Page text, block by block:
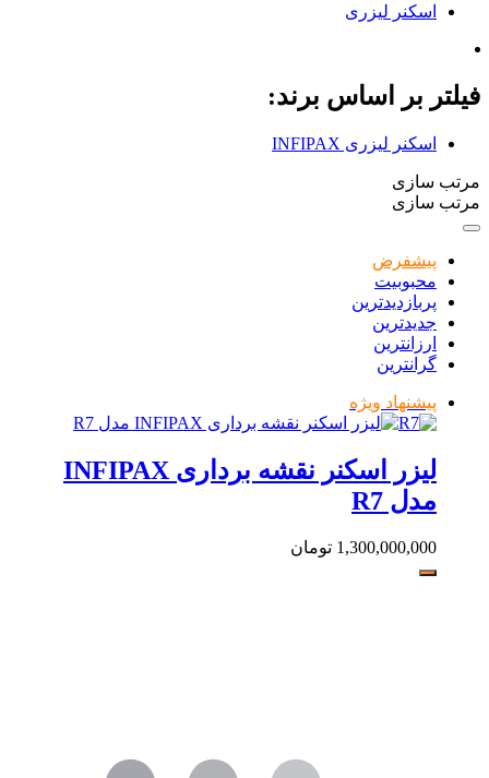
اسکنر لیزری
فیلتر بر اساس برند:
اسکنر لیزری INFIPAX
مرتب سازی
مرتب سازی
پیشفرض
محبوبیت
پربازدیدترین
جدیدترین
ارزانترین
گرانترین
پیشنهاد ویژه
لیزر اسکنر نقشه برداری INFIPAX
مدل R7
1,300,000,000 تومان